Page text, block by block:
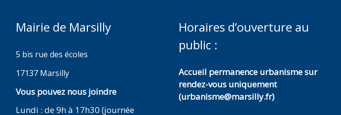
Mairie de Marsilly
5 bis rue des écoles
17137 Marsilly
Vous pouvez nous joindre
Lundi : de 9h à 17h30 (journée
Horaires d’ouverture au
public :
Accueil permanence urbanisme sur
rendez-vous uniquement
(urbanisme@marsilly.fr)